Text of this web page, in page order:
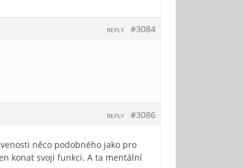
#3084
REPLY
#3086
REPLY
něco podobného jako pro
konat svoji funkci. A ta mentální